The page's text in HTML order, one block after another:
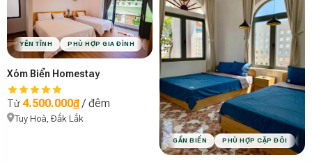
YÊN TĨNH PHÙ HỢP GIA ĐÌNH PHÙ HỢP NHÓM BẠN VIBE MINIMAL
Xóm Biển Homestay
Từ 4.500.000₫/ đêm
Tuy Hoà, Đắk Lắk
GẦN BIỂN PHÙ HỢP CẶP ĐÔI